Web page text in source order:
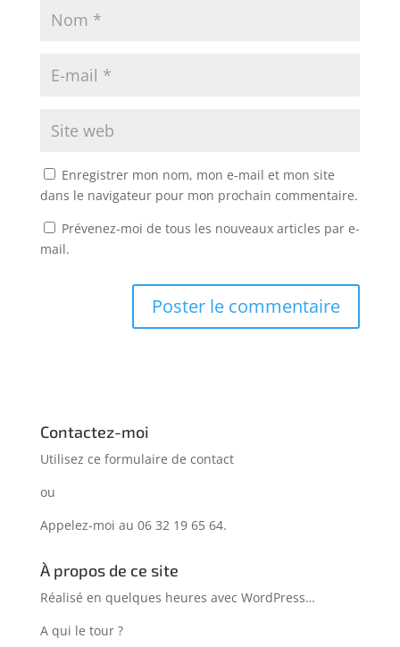
Enregistrer mon nom, mon e-mail et mon site
dans le navigateur pour mon prochain commentaire.
Prévenez-moi de tous les nouveaux articles par e-
mail.
Contactez-moi
Utilisez ce formulaire de contact
ou
Appelez-moi au 06 32 19 65 64.
À propos de ce site
Réalisé en quelques heures avec WordPress…
A qui le tour ?